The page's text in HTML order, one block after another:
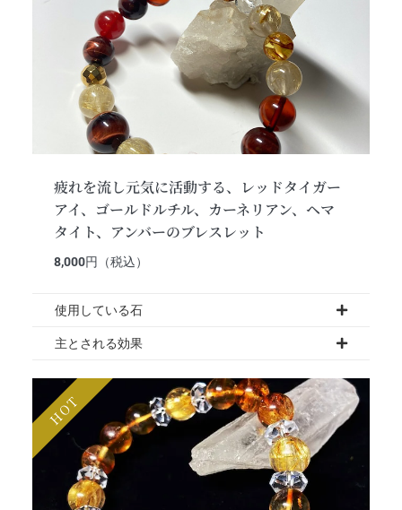
疲れを流し元気に活動する、レッドタイガー
アイ、ゴールドルチル、カーネリアン、ヘマ
タイト、アンバーのブレスレット
8,000円（税込）
使用している石
主とされる効果
HOT